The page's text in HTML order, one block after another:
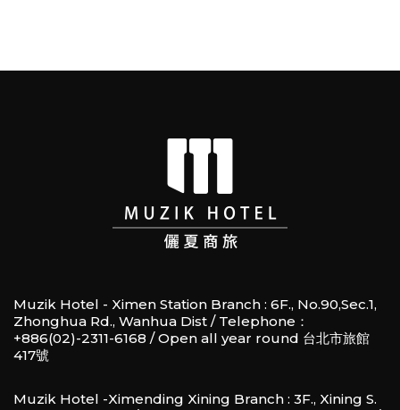
Muzik Hotel - Ximen Station Branch : 6F., No.90,Sec.1,
Zhonghua Rd., Wanhua Dist / Telephone：
+886(02)-2311-6168 / Open all year round 台北市旅館
417號
Muzik Hotel -Ximending Xining Branch : 3F., Xining S.